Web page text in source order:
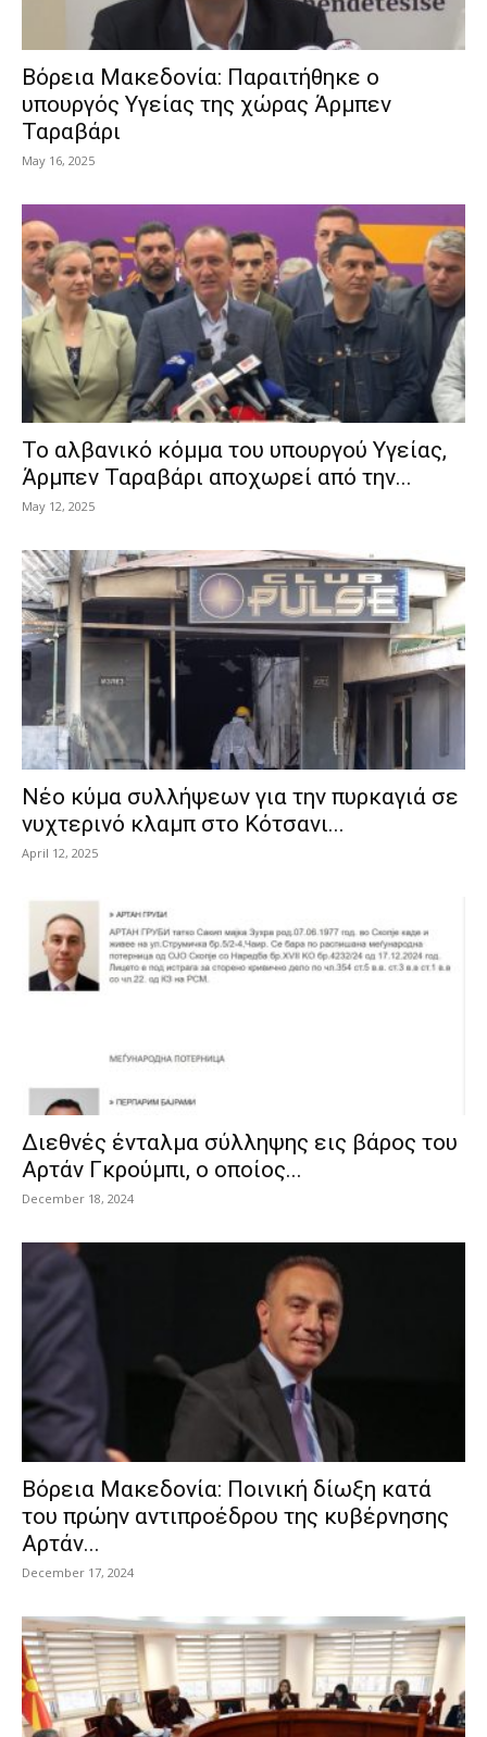
Βόρεια Μακεδονία: Παραιτήθηκε ο
υπουργός Υγείας της χώρας Άρμπεν
Ταραβάρι
May 16, 2025
Το αλβανικό κόμμα του υπουργού Υγείας,
Άρμπεν Ταραβάρι αποχωρεί από την...
May 12, 2025
Νέο κύμα συλλήψεων για την πυρκαγιά σε
νυχτερινό κλαμπ στο Κότσανι...
April 12, 2025
Διεθνές ένταλμα σύλληψης εις βάρος του
Αρτάν Γκρούμπι, ο οποίος...
December 18, 2024
Βόρεια Μακεδονία: Ποινική δίωξη κατά
του πρώην αντιπροέδρου της κυβέρνησης
Αρτάν...
December 17, 2024